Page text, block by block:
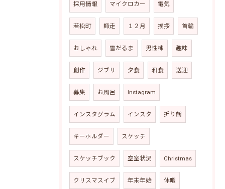
採用情報 マイクロカー 電気
若松町 師走 １２月 挨拶 首輪
おしゃれ 雪だるま 男性棟 趣味
創作 ジブリ 夕食 和食 送迎
募集 お風呂 Instagram
インスタグラム インスタ 折り鶴
キーホルダー スケッチ
スケッチブック 空室状況 Christmas
クリスマスイブ 年末年始 休暇